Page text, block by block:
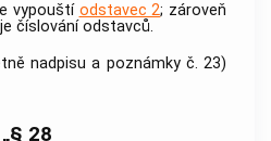
vypouští odstavec 2; zároveň
číslování odstavců.
nadpisu a poznámky č. 23)
„§ 28